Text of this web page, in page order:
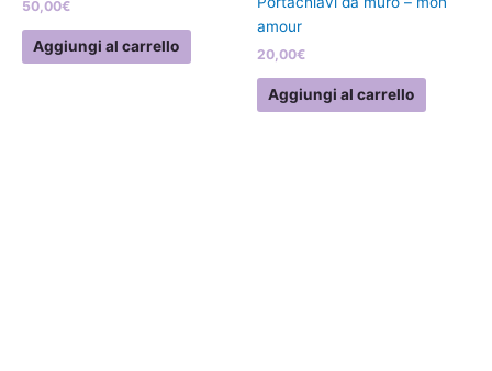
50,00€
Aggiungi al carrello
amour
20,00€
Aggiungi al carrello